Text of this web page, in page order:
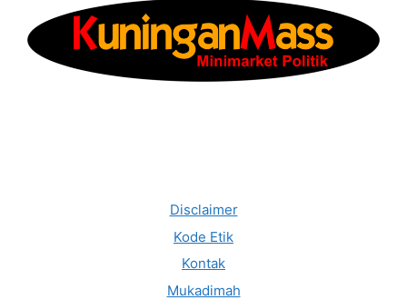
Disclaimer
Kode Etik
Kontak
Mukadimah